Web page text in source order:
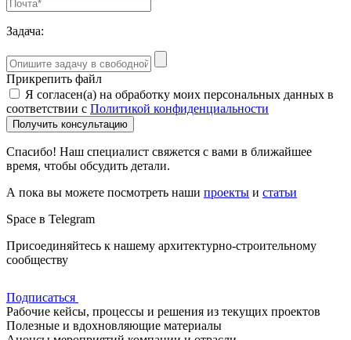
Задача:
Прикрепить файл
Я согласен(а) на обработку моих персональных данных в
соответствии с Политикой конфиденциальности
Получить консультацию
Спасибо! Наш специалист свяжется с вами в ближайшее
время, чтобы обсудить детали.
А пока вы можете посмотреть наши проекты и статьи
Space в Telegram
Присоединяйтесь к нашему архитектурно-строительному
сообществу
Подписаться
Рабочие кейсы, процессы и решения из текущих проектов
Полезные и вдохновляющие материалы